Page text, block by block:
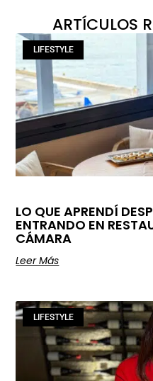
ARTÍCULOS
LIFESTYLE
LO QUE APRENDÍ
ENTRANDO EN
CÁMARA
Leer Más
LIFESTYLE